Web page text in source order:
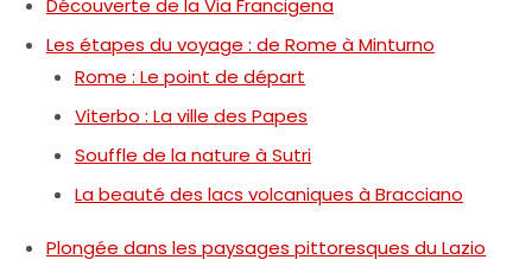
Découverte de la Via Francigena
Les étapes du voyage : de Rome à Minturno
Rome : Le point de départ
Viterbo : La ville des Papes
Souffle de la nature à Sutri
La beauté des lacs volcaniques à Bracciano
Plongée dans les paysages pittoresques du Lazio